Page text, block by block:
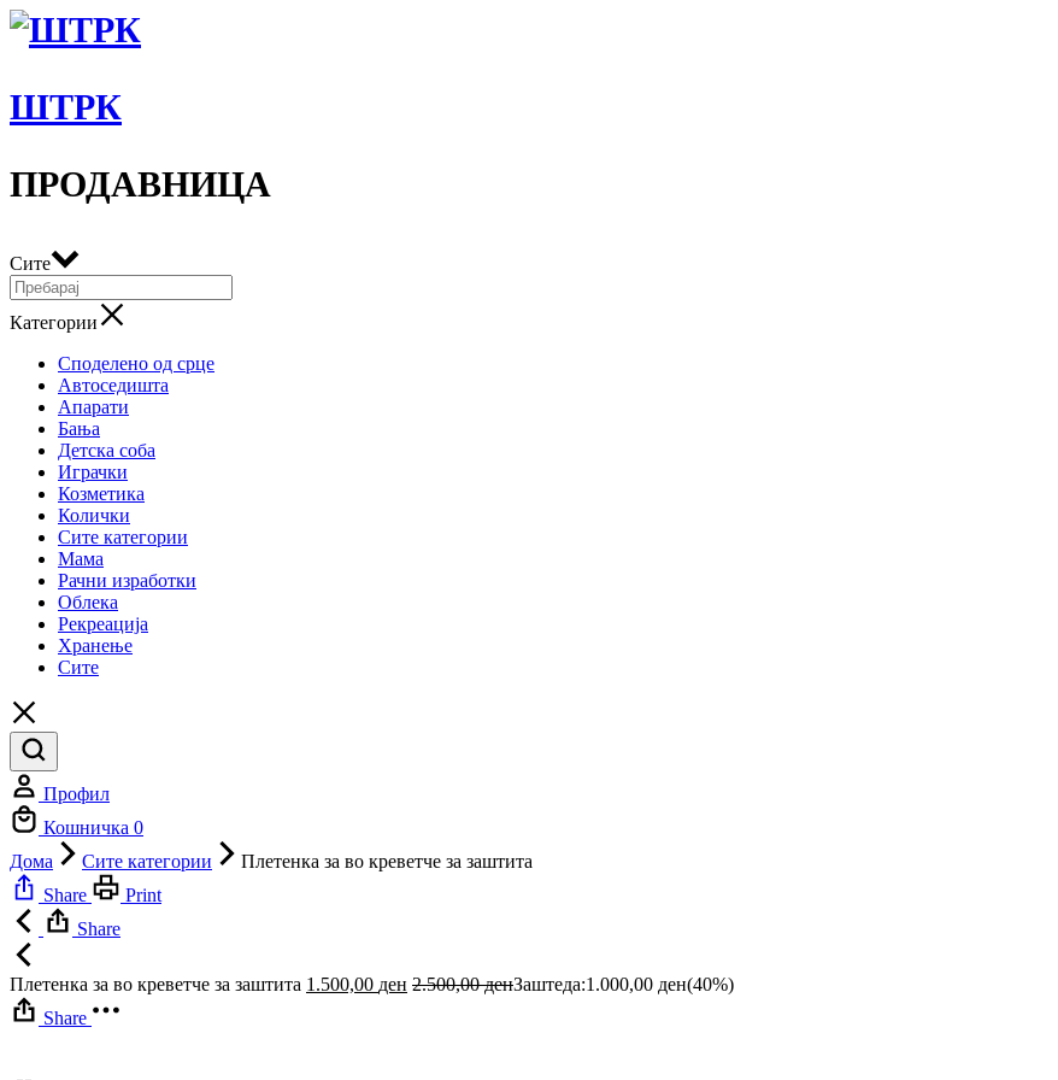
ШТРК
ПРОДАВНИЦА
Сите
Категории
Споделено од срце
Автоседишта
Апарати
Бања
Детска соба
Играчки
Козметика
Колички
Сите категории
Мама
Рачни изработки
Облека
Рекреација
Хранење
Сите
Профил
Кошничка 0
Дома
Сите категории
Плетенка за во креветче за заштита
Share
Print
Share
Плетенка за во креветче за заштита 1.500,00 ден 2.500,00денЗаштеда:1.000,00 ден(40%)
Share